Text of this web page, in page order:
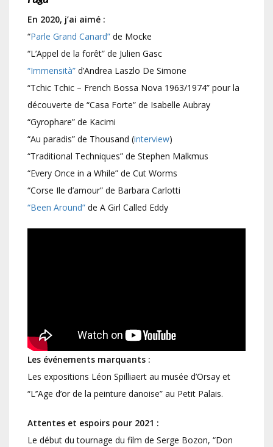
En 2020, j’ai aimé :
“Parle Grand Canard” de Mocke
“L’Appel de la forêt” de Julien Gasc
“Immensità” d’Andrea Laszlo De Simone
“Tchic Tchic – French Bossa Nova 1963/1974” pour la
découverte de “Casa Forte” de Isabelle Aubray
“Gyrophare” de Kacimi
“Au paradis” de Thousand (interview)
“Traditional Techniques” de Stephen Malkmus
“Every Once in a While” de Cut Worms
“Corse Ile d’amour” de Barbara Carlotti
“Been Around” de A Girl Called Eddy
Les événements marquants :
Les expositions Léon Spilliaert au musée d’Orsay et
“L’’Age d’or de la peinture danoise” au Petit Palais.
Attentes et espoirs pour 2021 :
Le début du tournage du film de Serge Bozon, “Don